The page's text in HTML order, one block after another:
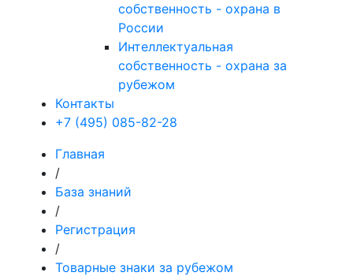
собственность - охрана в
России
Интеллектуальная
собственность - охрана за
рубежом
Контакты
+7 (495) 085-82-28
Главная
/
База знаний
/
Регистрация
/
Товарные знаки за рубежом